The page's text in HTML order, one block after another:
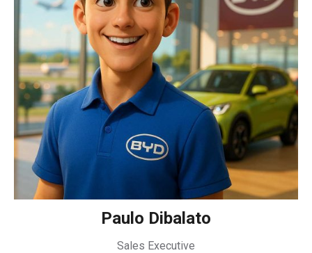
Paulo Dibalato
Sales Executive